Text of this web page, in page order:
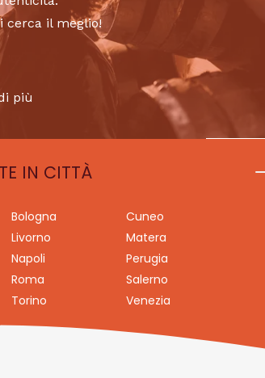
cerca il meglio!
più
IN CITTÀ
Bologna
Cuneo
Livorno
Matera
Napoli
Perugia
Roma
Salerno
Torino Venezia